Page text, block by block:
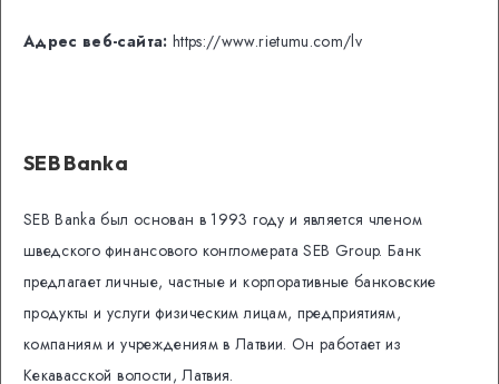
Адрес веб-сайта: https://www.rietumu.com/lv
SEB Banka
SEB Banka был основан в 1993 году и является членом
шведского финансового конгломерата SEB Group. Банк
предлагает личные, частные и корпоративные банковские
продукты и услуги физическим лицам, предприятиям,
компаниям и учреждениям в Латвии. Он работает из
Кекавасской волости, Латвия.